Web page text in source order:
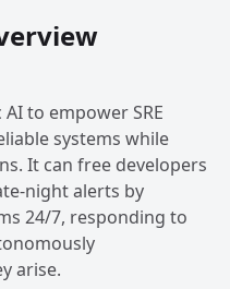
to empower SRE
systems while
It can free developers
night alerts by
24/7, responding to
arise.